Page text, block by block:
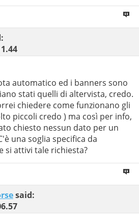
automatico ed i banners sono
stati quelli di altervista, credo.
chiedere come funzionano gli
piccoli credo ) ma così per info,
chiesto nessun dato per un
una soglia specifica da
si attivi tale richiesta?
said: